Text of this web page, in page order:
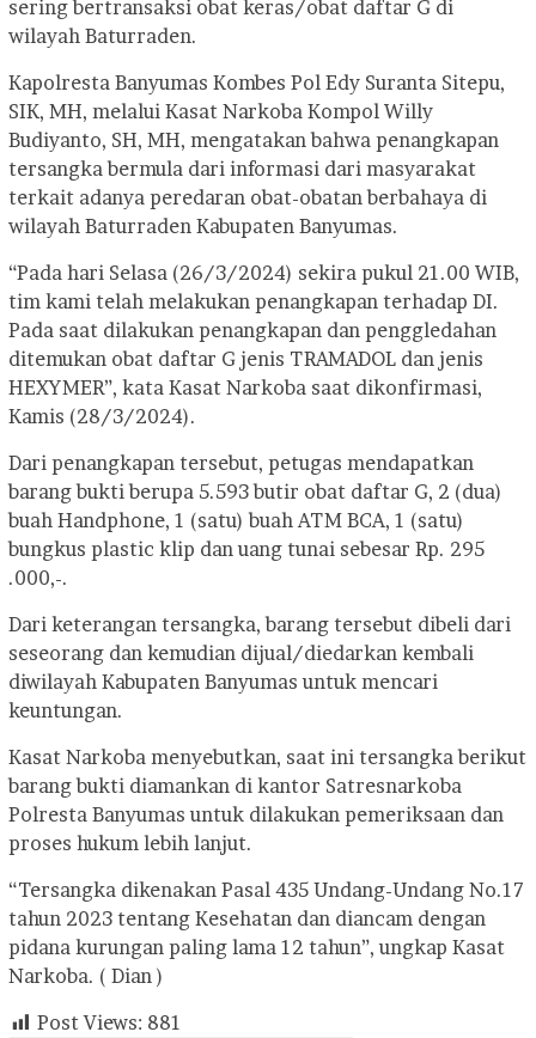
sering bertransaksi obat keras/obat daftar G di
wilayah Baturraden.
Kapolresta Banyumas Kombes Pol Edy Suranta Sitepu,
SIK, MH, melalui Kasat Narkoba Kompol Willy
Budiyanto, SH, MH, mengatakan bahwa penangkapan
tersangka bermula dari informasi dari masyarakat
terkait adanya peredaran obat-obatan berbahaya di
wilayah Baturraden Kabupaten Banyumas.
“Pada hari Selasa (26/3/2024) sekira pukul 21.00 WIB,
tim kami telah melakukan penangkapan terhadap DI.
Pada saat dilakukan penangkapan dan penggledahan
ditemukan obat daftar G jenis TRAMADOL dan jenis
HEXYMER”, kata Kasat Narkoba saat dikonfirmasi,
Kamis (28/3/2024).
Dari penangkapan tersebut, petugas mendapatkan
barang bukti berupa 5.593 butir obat daftar G, 2 (dua)
buah Handphone, 1 (satu) buah ATM BCA, 1 (satu)
bungkus plastic klip dan uang tunai sebesar Rp. 295
.000,-.
Dari keterangan tersangka, barang tersebut dibeli dari
seseorang dan kemudian dijual/diedarkan kembali
diwilayah Kabupaten Banyumas untuk mencari
keuntungan.
Kasat Narkoba menyebutkan, saat ini tersangka berikut
barang bukti diamankan di kantor Satresnarkoba
Polresta Banyumas untuk dilakukan pemeriksaan dan
proses hukum lebih lanjut.
“Tersangka dikenakan Pasal 435 Undang-Undang No.17
tahun 2023 tentang Kesehatan dan diancam dengan
pidana kurungan paling lama 12 tahun”, ungkap Kasat
Narkoba. ( Dian )
Post Views: 881